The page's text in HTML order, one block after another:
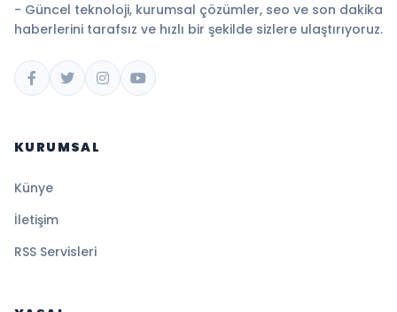
- Güncel teknoloji, kurumsal çözümler, seo ve son dakika
haberlerini tarafsız ve hızlı bir şekilde sizlere ulaştırıyoruz.
KURUMSAL
Künye
İletişim
RSS Servisleri